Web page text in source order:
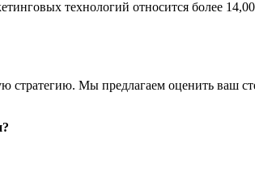
технологий относится более
стратегию. Мы предлагаем оценить ваш